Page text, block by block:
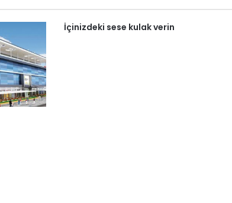
İçinizdeki sese kulak verin